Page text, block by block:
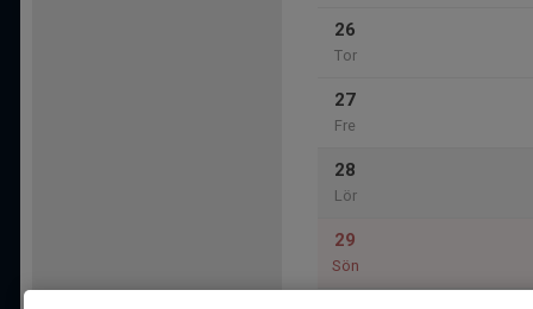
26
Tor
27
Fre
28
Lör
29
Sön